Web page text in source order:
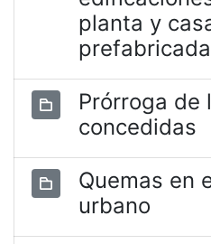
planta y
Prórroga de
concedidas
Quemas en
urbano